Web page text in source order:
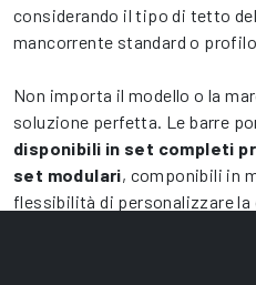
considerando il tipo di tetto
mancorrente standard o
Non importa il modello o la
soluzione perfetta. Le barre
disponibili in set completi
set modulari, componibili in
flessibilità di personalizzare